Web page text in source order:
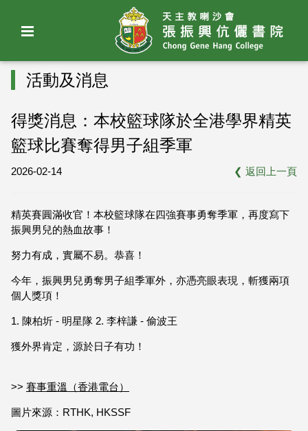
活動及消息
得獎消息：本校籃球隊於全港學界精英
籃球比賽奪得男子組季軍
2026-02-14 ❮ 返回上一頁
精英賽圓滿收官！本校籃球隊在四強賽事勇奪季軍，再度寫下
振興男兒的熱血故事！
努力有成，實屬不易。恭喜！
今年，振興男兒勇奪男子組季軍外，亦憑亮眼表現，斬獲兩項
個人獎項！
1. 陳柏圻 - 明星隊 2. 李梓謙 - 偷波王
獲外界肯定，源於日子有功！
>> 賽事重溫（香港電台）
圖片來源：RTHK, HKSSF